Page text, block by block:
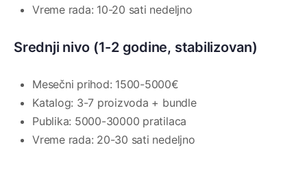
Vreme rada: 10-20 sati nedeljno
Srednji nivo (1-2 godine, stabilizovan)
Mesečni prihod: 1500-5000€
Katalog: 3-7 proizvoda + bundle
Publika: 5000-30000 pratilaca
Vreme rada: 20-30 sati nedeljno